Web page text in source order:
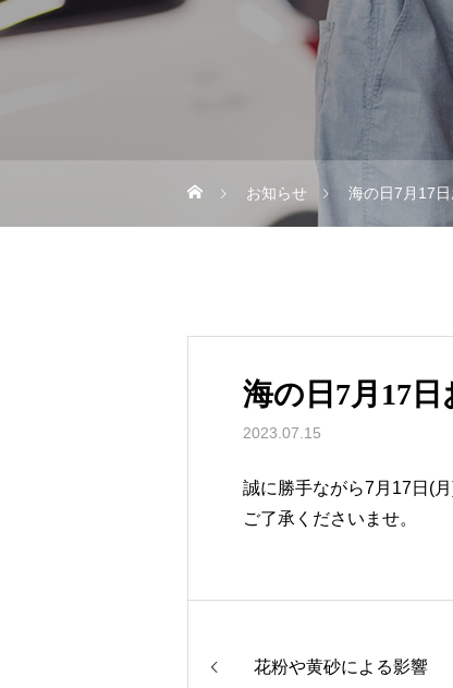
お知らせ 海の日7月17
海の日7月17
2023.07.15
誠に勝手ながら7月17日(
ご了承くださいませ。
花粉や黄砂による影響